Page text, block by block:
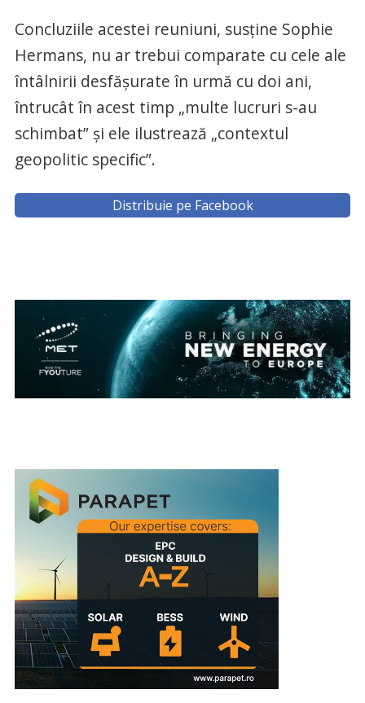
Concluziile acestei reuniuni, susţine Sophie
Hermans, nu ar trebui comparate cu cele ale
întâlnirii desfăşurate în urmă cu doi ani,
întrucât în acest timp „multe lucruri s-au
schimbat” şi ele ilustrează „contextul
geopolitic specific”.
Distribuie pe Facebook